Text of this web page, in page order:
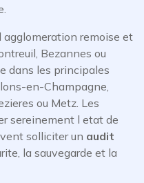
agglomeration remoise et
Bezannes ou
dans les principales
en-Champagne,
ou Metz. Les
sereinement l etat de
solliciter un audit
la sauvegarde et la